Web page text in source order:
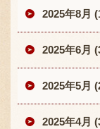
2025年8月
2025年6月
2025年5月
2025年4月